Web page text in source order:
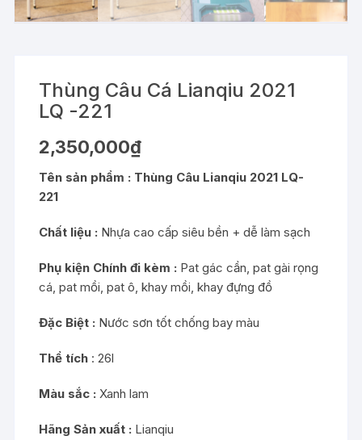
Thùng Câu Cá Lianqiu 2021
LQ -221
2,350,000₫
Tên sản phẩm : Thùng Câu Lianqiu 2021 LQ-
221
Chất liệu : Nhựa cao cấp siêu bền + dễ làm sạch
Phụ kiện Chính đi kèm : Pat gác cần, pat gài rọng
cá, pat mồi, pat ô, khay mồi, khay đựng đồ
Đặc Biệt : Nước sơn tốt chống bay màu
Thể tích : 26l
Màu sắc : Xanh lam
Hãng Sản xuất : Lianqiu